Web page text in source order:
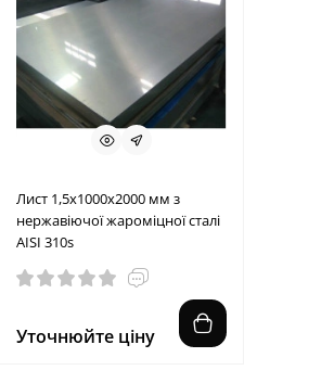
Лист 1,5х1000х2000 мм з
нержавіючої жароміцної сталі
AISI 310s
Уточнюйте ціну